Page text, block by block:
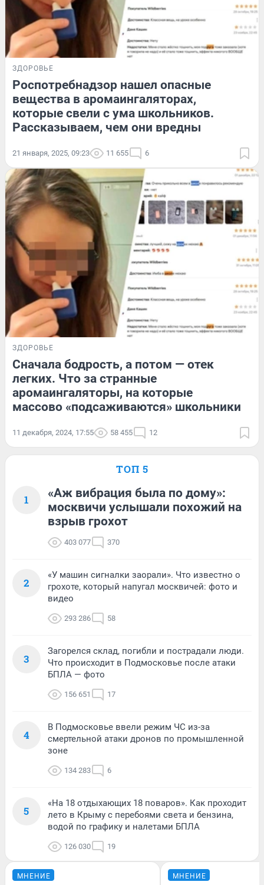
ЗДОРОВЬЕ
Роспотребнадзор нашел опасные
вещества в аромаингаляторах,
которые свели с ума школьников.
Рассказываем, чем они вредны
21 января, 2025, 09:23 11 655 6
ЗДОРОВЬЕ
Сначала бодрость, а потом — отек
легких. Что за странные
аромаингаляторы, на которые
массово «подсаживаются» школьники
11 декабря, 2024, 17:55 58 455 12
ТОП 5
1
«Аж вибрация была по дому»:
москвичи услышали похожий на
взрыв грохот
403 077 370
2
«У машин сигналки заорали». Что известно о
грохоте, который напугал москвичей: фото и
видео
293 286 58
3
Загорелся склад, погибли и пострадали люди.
Что происходит в Подмосковье после атаки
БПЛА — фото
156 651 17
4
В Подмосковье ввели режим ЧС из-за
смертельной атаки дронов по промышленной
зоне
134 283 6
5
«На 18 отдыхающих 18 поваров». Как проходит
лето в Крыму с перебоями света и бензина,
водой по графику и налетами БПЛА
126 030 19
МНЕНИЕ МНЕНИЕ